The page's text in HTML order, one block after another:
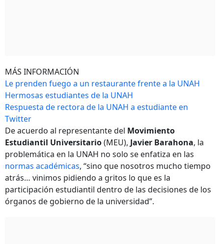
MÁS INFORMACIÓN
Le prenden fuego a un restaurante frente a la UNAH
Hermosas estudiantes de la UNAH
Respuesta de rectora de la UNAH a estudiante en
Twitter
De acuerdo al representante del Movimiento
Estudiantil Universitario(MEU), Javier Barahona, la
problemática en la UNAH no solo se enfatiza en las
normas académicas, “sino que nosotros mucho tiempo
atrás… vinimos pidiendo a gritos lo que es la
participación estudiantil dentro de las decisiones de los
órganos de gobierno de la universidad”.